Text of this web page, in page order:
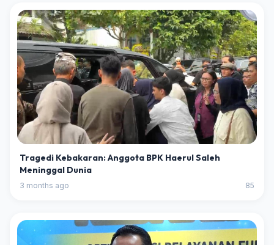
Tragedi Kebakaran: Anggota BPK Haerul Saleh
Meninggal Dunia
3 months ago 85